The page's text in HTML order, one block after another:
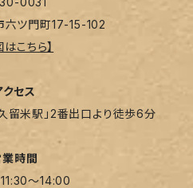
六ツ門町17-15-102
はこちら】
クセス
留米駅」2番出口より徒歩6分
業時間
～14:00